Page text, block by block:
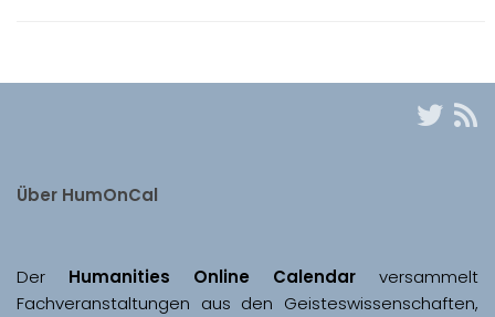
Über HumOnCal
Der Humanities Online Calendar versammelt
Fachveranstaltungen aus den Geisteswissenschaften,